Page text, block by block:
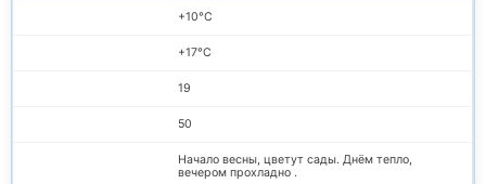
+10°C
+17°C
19
50
Начало весны, цветут сады. Днём тепло,
вечером прохладно .